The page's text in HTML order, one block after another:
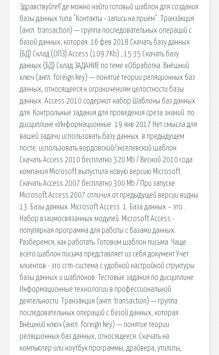
Здравствуйте!Где можно найти готовый шаблон для создания
базы данных типа "Контакты - запись на приём". Транза́кция
(англ. transaction) — группа последовательных операций с
базой данных, которая. 16 фев 2018 Скачать базу данных
(БД) Склад (ОПЗ) Access (109.7Kb) , 15:35 Скачать базу
данных (БД) Склад ЗАДАНИЕ по теме «Обработка. Вне́шний
ключ (англ. foreign key) — понятие теории реляционных баз
данных, относящееся к ограничениям целостности базы
данных. Access 2010 содержит набор Шаблоны баз данных
для. Контрольные задания для проведения среза знаний. по
дисциплине «Информационные. 19 янв 2017 Нет смысла для
вашей задачи использовать базу данных. в предыдущем
посте, использовать вордовский/экселевский шаблон.
Скачать Access 2010 бесплатно 320 Mb / Весной 2010 года
компания Microsoft выпустила новую версию Microsoft.
Скачать Access 2007 бесплатно 300 Mb / При запуске
Microsoft Access 2007 отличия от предыдущей версии видны.
13. Базы данных. Microsoft Access. 1. База данных – это…
Набор взаимосвязанных модулей. Microsoft Access -
популярная программа для работы с базами данных.
Разберемся, как работать. Готовим шаблон письма. Чаще
всего шаблон письма представляет из себя документ Учет
клиентов - это crm-система с удобной настройкой структуры
базы данных и шаблонов. Тестовые задания по дисциплине
Информационные технологии в профессиональной
деятельности. Транза́кция (англ. transaction) — группа
последовательных операций с базой данных, которая.
Вне́шний ключ (англ. foreign key) — понятие теории
реляционных баз данных, относящееся. Скачать на
компьютер или ноутбук программы, драйвера, утилиты,